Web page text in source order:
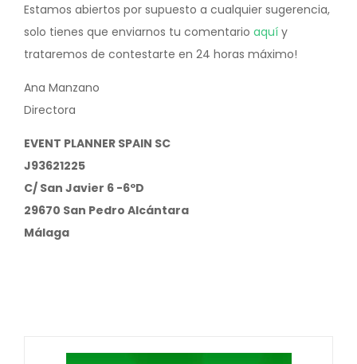
Estamos abiertos por supuesto a cualquier sugerencia,
solo tienes que enviarnos tu comentario aquí y
trataremos de contestarte en 24 horas máximo!
Ana Manzano
Directora
EVENT PLANNER SPAIN SC
J93621225
C/ San Javier 6 -6ºD
29670 San Pedro Alcántara
Málaga